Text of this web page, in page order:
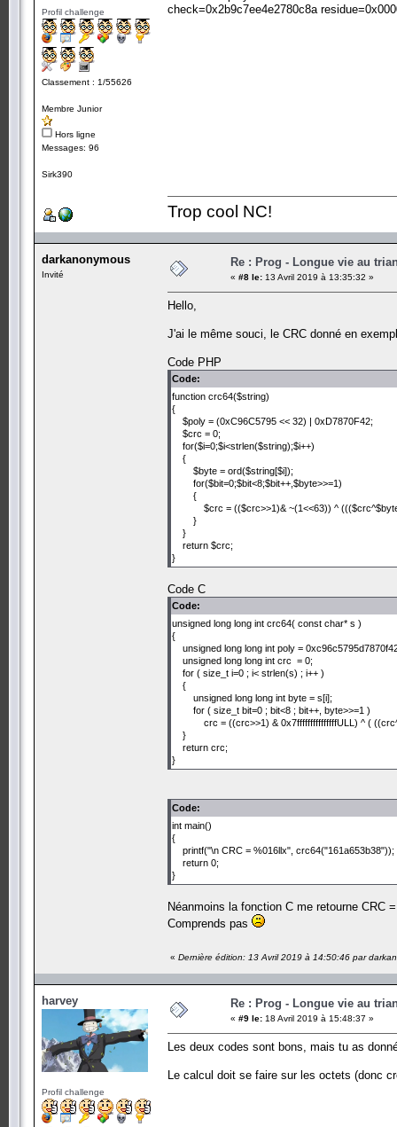
Profil challenge
Classement : 1/55626
Membre Junior
Hors ligne
Messages: 96
Sirk390
check=0x2b9c7ee4e2780c8a
Trop cool NC!
darkanonymous
Invité
Re : Prog - Longue vie au
« #8 le: 13 Avril 2019 à 13:35:32 »
Hello,
J'ai le même souci, le CRC donné en
Code PHP
Code:
function crc64($string)
{
$poly = (0xC96C5795 << 32) | 0xD7870F42;
$crc = 0;
for($i=0;$i<strlen($string);$i++)
{
$byte = ord($string[$i]);
for($bit=0;$bit<8;$bit++,$byte>>=1)
{
$crc = (($crc>>1)& ~(1<<63)) ^
}
}
return $crc;
}
Code C
Code:
unsigned long long int crc64( const char* s )
{
unsigned long long int poly =
unsigned long long int crc = 0;
for ( size_t i=0 ; i< strlen(s) ; i++ )
{
unsigned long long int byte = s[i];
for ( size_t bit=0 ; bit<8 ; bit++, byte>>=1 )
crc = ((crc>>1) & 0x7fffffffffffffffULL) ^ (
}
return crc;
}
Code:
int main()
{
printf("\n CRC = %016llx", crc64("161a653b38"));
return 0;
}
Néanmoins la fonction C me retourne CRC
Comprends pas
« Dernière édition: 13 Avril 2019 à 14:50:46 par
harvey
Profil challenge
Re : Prog - Longue vie au
« #9 le: 18 Avril 2019 à 15:48:37 »
Les deux codes sont bons, mais tu as
Le calcul doit se faire sur les octets (donc